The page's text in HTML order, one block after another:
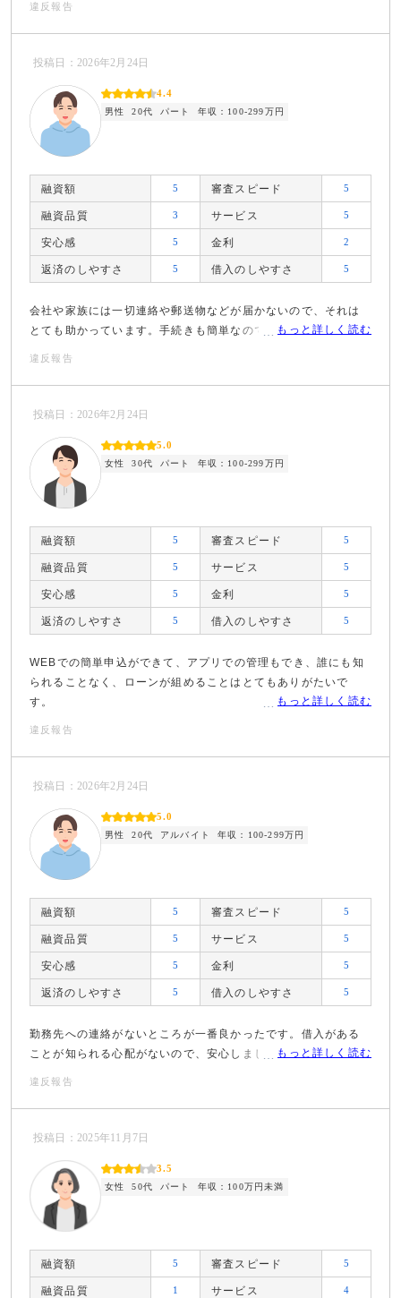
違反報告
投稿日：2026年2月24日
4.4
男性 20代 パート 年収：100-299万円
融資額 5 審査スピード 5
融資品質 3 サービス 5
安心感 5 金利 2
返済のしやすさ 5 借入のしやすさ 5
会社や家族には一切連絡や郵送物などが届かないので、それは
とても助かっています。手続きも簡単なので良いです。もっと詳しく読む
違反報告
投稿日：2026年2月24日
5.0
女性 30代 パート 年収：100-299万円
融資額 5 審査スピード 5
融資品質 5 サービス 5
安心感 5 金利 5
返済のしやすさ 5 借入のしやすさ 5
WEBでの簡単申込ができて、アプリでの管理もでき、誰にも知
られることなく、ローンが組めることはとてもありがたいで
す。
もっと詳しく読む
違反報告
投稿日：2026年2月24日
5.0
男性 20代 アルバイト 年収：100-299万円
融資額 5 審査スピード 5
融資品質 5 サービス 5
安心感 5 金利 5
返済のしやすさ 5 借入のしやすさ 5
勤務先への連絡がないところが一番良かったです。借入がある
ことが知られる心配がないので、安心しました。もっと詳しく読む
違反報告
投稿日：2025年11月7日
3.5
女性 50代 パート 年収：100万円未満
融資額 5 審査スピード 5
融資品質 1 サービス 4